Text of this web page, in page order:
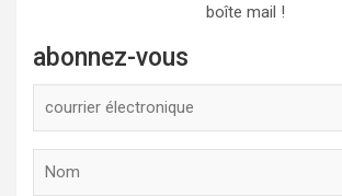
boîte mail !
abonnez-vous